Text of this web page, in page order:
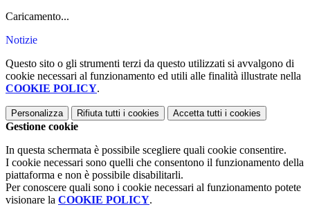
Caricamento...
Notizie
Questo sito o gli strumenti terzi da questo utilizzati si avvalgono di
cookie necessari al funzionamento ed utili alle finalità illustrate nella
COOKIE POLICY.
Personalizza Rifiuta tutti i cookies Accetta tutti i cookies
Gestione cookie
In questa schermata è possibile scegliere quali cookie consentire.
I cookie necessari sono quelli che consentono il funzionamento della
piattaforma e non è possibile disabilitarli.
Per conoscere quali sono i cookie necessari al funzionamento potete
visionare la COOKIE POLICY.